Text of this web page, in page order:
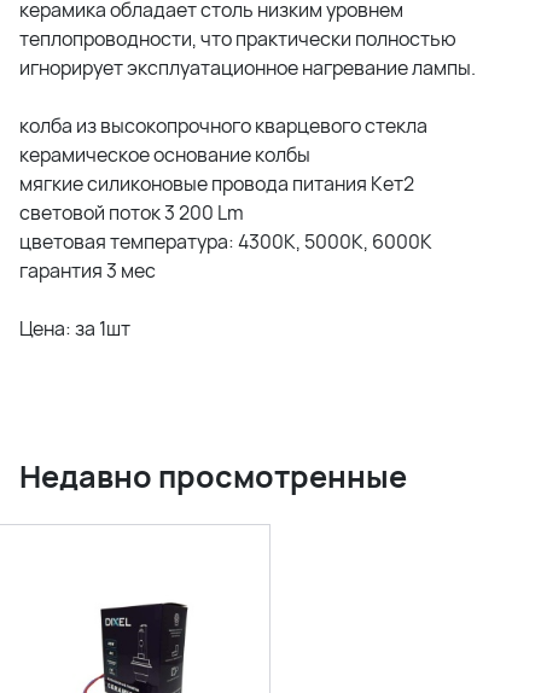
керамика обладает столь низким уровнем
теплопроводности, что практически полностью
игнорирует эксплуатационное нагревание лампы.
колба из высокопрочного кварцевого стекла
керамическое основание колбы
мягкие силиконовые провода питания Кет2
световой поток 3 200 Lm
цветовая температура: 4300К, 5000К, 6000К
гарантия 3 мес
Цена: за 1шт
Недавно просмотренные